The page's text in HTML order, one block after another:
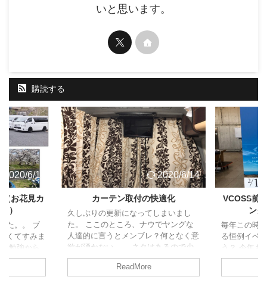
いと思います。
購読する
2020/6/14
お花見カ
）
た。。 ブ
くてすみま
勉強から
久しぶりの
2020/6/14
カーテン取付の快適化
久しぶりの更新になってしまいまし
た。 ここのところ、ナウでヤングな
人達的に言うとメンブレ？何となく意
欲が湧かない。。 ネタはあるので少
しずつ頑張って消化に励みます！ さ
て、今回はジャパンキャンピングカー
ReadMore
VCOSS前
ン
毎年この時
る恒例イベ
う？ 今年も
た。 今年は